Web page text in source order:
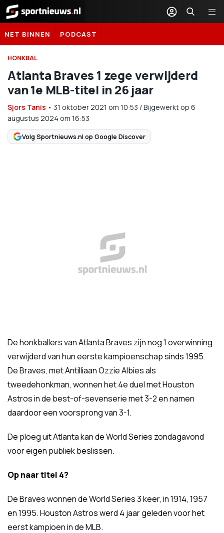
Sportnieuws.nl
NET BINNEN PODCAST
HONKBAL
Atlanta Braves 1 zege verwijderd
van 1e MLB-titel in 26 jaar
Sjors Tanis • 31 oktober 2021 om 10:53 /Bijgewerkt op 6
augustus 2024 om 16:53
Volg Sportnieuws.nl op Google Discover
De honkballers van Atlanta Braves zijn nog 1 overwinning
verwijderd van hun eerste kampioenschap sinds 1995.
De Braves, met Antilliaan Ozzie Albies als
tweedehonkman, wonnen het 4e duel met Houston
Astros in de best-of-sevenserie met 3-2 en namen
daardoor een voorsprong van 3-1.
De ploeg uit Atlanta kan de World Series zondagavond
voor eigen publiek beslissen.
Op naar titel 4?
De Braves wonnen de World Series 3 keer, in 1914, 1957
en 1995. Houston Astros werd 4 jaar geleden voor het
eerst kampioen in de MLB.